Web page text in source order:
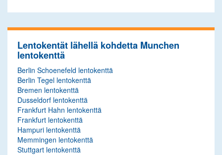
Lentokentät lähellä kohdetta Munchen
lentokenttä
Berlin Schoenefeld lentokenttä
Berlin Tegel lentokenttä
Bremen lentokenttä
Dusseldorf lentokenttä
Frankfurt Hahn lentokenttä
Frankfurt lentokenttä
Hampuri lentokenttä
Memmingen lentokenttä
Stuttgart lentokenttä